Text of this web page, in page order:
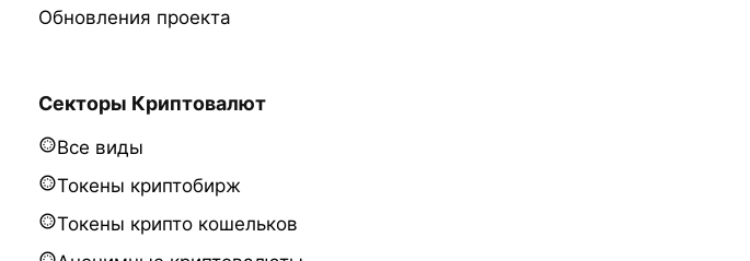
Обновления проекта
Секторы Криптовалют
Все виды
Токены криптобирж
Токены крипто кошельков